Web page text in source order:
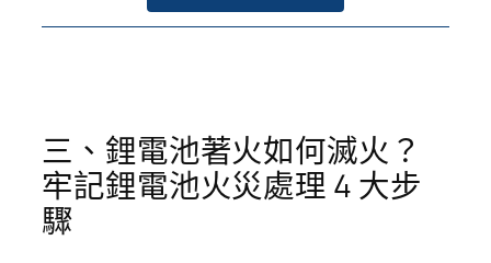
三、鋰電池著火如何滅火？
牢記鋰電池火災處理 4 大步
驟